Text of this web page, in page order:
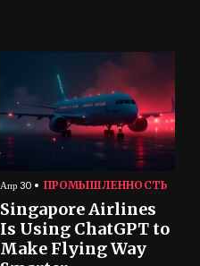
Апр 30 ПРОМЫШЛЕННОСТЬ
Singapore Airlines
Is Using ChatGPT to
Make Flying Way